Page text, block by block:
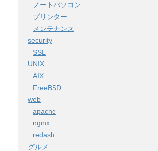
ノートパソコン
プリンター
メンテナンス
security
SSL
UNIX
AIX
FreeBSD
web
apache
nginx
redash
グルメ